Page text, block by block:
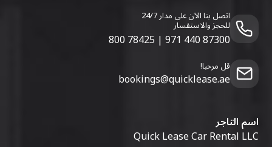
اتصل بنا الآن على مدار 24/7
للحجز والاستفسار
800 78425 | 971 440 87300
قل مرحبا!
bookings@quicklease.ae
اسم التاجر
Quick Lease Car Rental LLC